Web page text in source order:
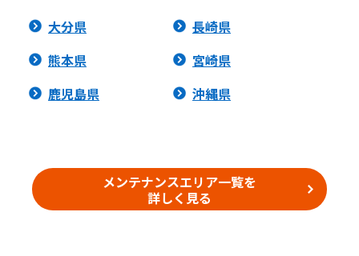
大分県
長崎県
熊本県
宮崎県
鹿児島県
沖縄県
メンテナンスエリア一覧を
詳しく見る